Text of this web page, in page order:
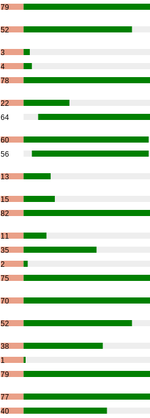
79
52
3
4
78
22
64
60
56
13
15
82
11
35
2
75
70
52
38
1
79
77
40